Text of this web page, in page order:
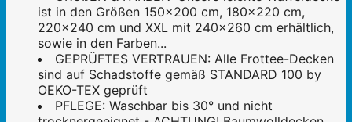
ist in den Größen 150x200 cm, 180x220 cm,
220x240 cm und XXL mit 240x260 cm erhältlich,
sowie in den Farben...
GEPRÜFTES VERTRAUEN: Alle Frottee-Decken
sind auf Schadstoffe gemäß STANDARD 100 by
OEKO-TEX geprüft
PFLEGE: Waschbar bis 30° und nicht